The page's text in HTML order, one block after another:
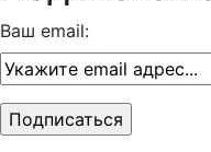
Ваш email: